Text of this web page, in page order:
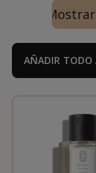
AÑADIR TODO